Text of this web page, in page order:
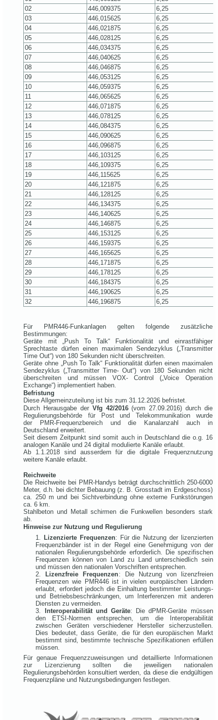
02
446,009375
6,25
03
446,015625
6,25
04
446,021875
6,25
05
446,028125
6,25
06
446,034375
6,25
07
446,040625
6,25
08
446,046875
6,25
09
446,053125
6,25
10
446,059375
6,25
11
446,065625
6,25
12
446,071875
6,25
13
446,078125
6,25
14
446,084375
6,25
15
446,090625
6,25
16
446,096875
6,25
17
446,103125
6,25
18
446,109375
6,25
19
446,115625
6,25
20
446,121875
6,25
21
446,128125
6,25
22
446,134375
6,25
23
446,140625
6,25
24
446,146875
6,25
25
446,153125
6,25
26
446,159375
6,25
27
446,165625
6,25
28
446,171875
6,25
29
446,178125
6,25
30
446,184375
6,25
31
446,190625
6,25
32
446,196875 6,25
Für PMR446-Funkanlagen gelten folgende zusätzliche
Bestimmungen:
Geräte mit „Push To Talk“ Funktionalität und einrastfähiger
Sprechtaste dürfen einen maximalen Sendezyklus („Transmitter
Time Out“) von 180 Sekunden nicht überschreiten.
Geräte ohne „Push To Talk“ Funktionalität dürfen einen maximalen
Sendezyklus („Transmitter Time- Out“) von 180 Sekunden nicht
überschreiten und müssen VOX- Control („Voice Operation
Exchange“) implementiert haben.
Befristung
Diese Allgemeinzuteilung ist bis zum 31.12.2026 befristet.
Durch Herausgabe der Vfg 42/2016(vom 27.09.2016) durch die
Regulierungsbehörde für Post und Telekommunikation wurde
der PMR-Frequenzbereich und die Kanalanzahl auch in
Deutschland erweitert.
Seit diesem Zeitpunkt sind somit auch in Deutschland die o.g. 16
analogen Kanäle und 24 digital modulierte Kanäle erlaubt.
Ab 1.1.2018 sind ausserdem für die digitale Frequenznutzung
weitere Kanäle erlaubt.
Reichweite
Die Reichweite bei PMR-Handys beträgt durchschnittlich 250-6000
Meter, d.h. bei dichter Bebauung (z. B. Grosstadt im Erdgeschoss)
ca. 250 m und bei Sichtverbindung ohne externe Funkstörungen
ca. 6 km.
Stahlbeton und Metall schirmen die Funkwellen besonders stark
ab.
Hinweise zur Nutzung und Regulierung
Lizenzierte Frequenzen: Für die Nutzung der lizenzierten
Frequenzbänder ist in der Regel eine Genehmigung von der
nationalen Regulierungsbehörde erforderlich. Die spezifischen
Frequenzen können von Land zu Land unterschiedlich sein
und müssen den nationalen Vorschriften entsprechen.
Lizenzfreie Frequenzen: Die Nutzung von lizenzfreien
Frequenzen wie PMR446 ist in vielen europäischen Ländern
erlaubt, erfordert jedoch die Einhaltung bestimmter Leistungs-
und Betriebsbeschränkungen, um Interferenzen mit anderen
Diensten zu vermeiden.
Interoperabilität und Geräte: Die dPMR-Geräte müssen
den ETSI-Normen entsprechen, um die Interoperabilität
zwischen Geräten verschiedener Hersteller sicherzustellen.
Dies bedeutet, dass Geräte, die für den europäischen Markt
bestimmt sind, bestimmte technische Spezifikationen erfüllen
müssen.
Für genaue Frequenzzuweisungen und detaillierte Informationen
zur Lizenzierung sollten die jeweiligen nationalen
Regulierungsbehörden konsultiert werden, da diese die endgültigen
Frequenzpläne und Nutzungsbedingungen festlegen.